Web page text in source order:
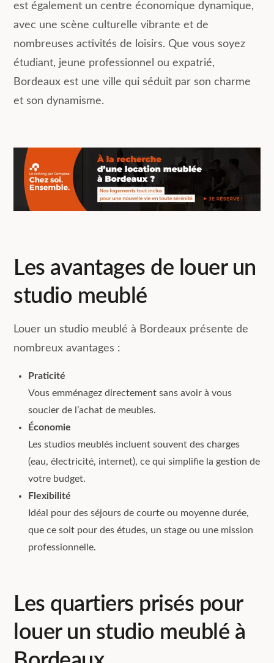
est également un centre économique dynamique,
avec une scène culturelle vibrante et de
nombreuses activités de loisirs. Que vous soyez
étudiant, jeune professionnel ou expatrié,
Bordeaux est une ville qui séduit par son charme
et son dynamisme.
Les avantages de louer un
studio meublé
Louer un studio meublé à Bordeaux présente de
nombreux avantages :
Praticité
Vous emménagez directement sans avoir à vous
soucier de l’achat de meubles.
Économie
Les studios meublés incluent souvent des charges
(eau, électricité, internet), ce qui simplifie la gestion de
votre budget.
Flexibilité
Idéal pour des séjours de courte ou moyenne durée,
que ce soit pour des études, un stage ou une mission
professionnelle.
Les quartiers prisés pour
louer un studio meublé à